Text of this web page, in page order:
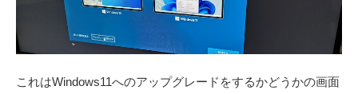
これはWindows11へのアップグレードをするかどうかの画面